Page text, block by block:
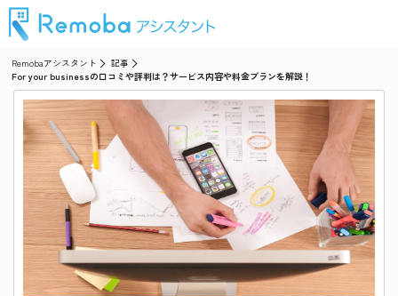
Remobaアシスタント
記事
For your businessの口コミや評判は？サービス内容や料金プランを解説！